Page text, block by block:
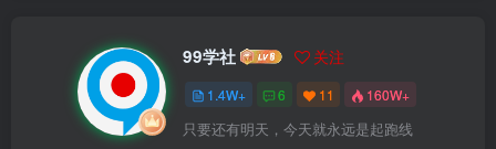
99学社 关注
1.4W+ 6 11 160W+
只要还有明天，今天就永远是起跑线